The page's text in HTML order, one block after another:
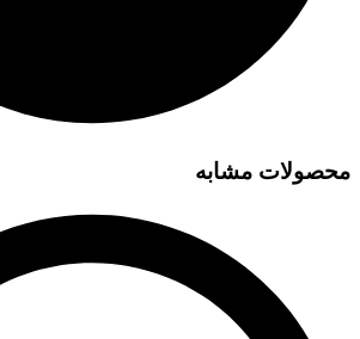
محصولات مشابه